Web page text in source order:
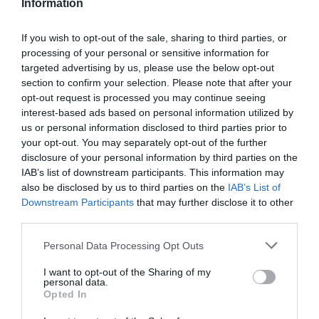
Information
If you wish to opt-out of the sale, sharing to third parties, or
processing of your personal or sensitive information for
targeted advertising by us, please use the below opt-out
section to confirm your selection. Please note that after your
opt-out request is processed you may continue seeing
interest-based ads based on personal information utilized by
us or personal information disclosed to third parties prior to
your opt-out. You may separately opt-out of the further
disclosure of your personal information by third parties on the
IAB’s list of downstream participants. This information may
also be disclosed by us to third parties on the IAB’s List of
Downstream Participants that may further disclose it to other
Personal Data Processing Opt Outs
I want to opt-out of the Sharing of my
personal data.
Opted In
istnieje wiele opcji zakwaterowania. Hostele oraz
oferują przyjemne miejsca z przystępnymi cenami.
Warto poszukać oferty z wyżywieniem, co może
dodatkowo obniżyć koszty wizyty.
Lokalne jedzenie
Kuchnia austriacka to prawdziwa uczta dla
zmysłów. W Salzburgu można spróbować wielu
lokalnych specjałów, które zachwycą każdego
smakosza.
Przysmaki kuchni austriackiej
Wśród tradycyjnych potraw warto spróbować
Salzburger Nockerl - puszystych, deserowych
pierogów zapiekanych w piekarniku, które z
pewnością zachwycą niejednego turystę. Inne
smakołyki to Wiener Schnitzel oraz szarlotka,